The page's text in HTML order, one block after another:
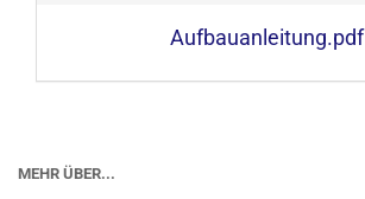
Aufbauanleitung.pdf
MEHR ÜBER...